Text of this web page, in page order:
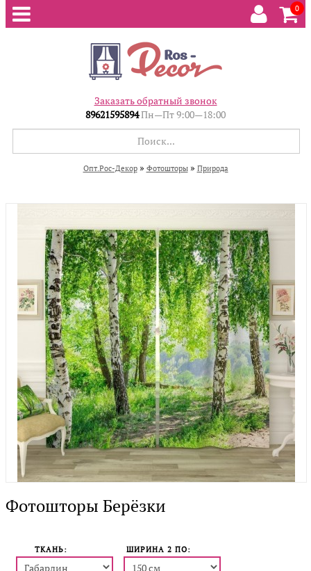
0
Заказать обратный звонок
89621595894Пн—Пт 9:00—18:00
Опт.Рос-Декор » Фотошторы » Природа
Фотошторы Берёзки
ТКАНЬ: ШИРИНА 2 ПO: